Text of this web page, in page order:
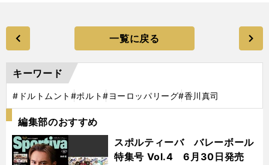
一覧に戻る
キーワード
#ドルトムント #ポルト#ヨーロッパリーグ#香川真司
編集部のおすすめ
スポルティーバ バレーボール
特集号 Vol.4 6月30日発売